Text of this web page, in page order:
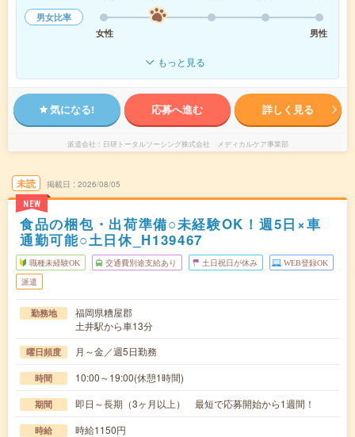
男女比率
女性
男性
もっと見る
気になる! 応募へ進む 詳しく見る
派遣会社 日研トータルソーシング株式会社 メディカルケア事業部
未読
NEW
掲載日 2026/08/05
食品の梱包・出荷準備○未経験OK！週5日×車
通勤可能○土日休_H139467
職種未経験OK 交通費別途支給あり 土日祝日が休み WEB登録OK
派遣
勤務地
福岡県糟屋郡
土井駅から車13分
曜日頻度 月～金／週5日勤務
時間 10:00～19:00(休憩1時間)
期間 即日～長期（3ヶ月以上） 最短で応募開始から1週間！
時給 時給1150円